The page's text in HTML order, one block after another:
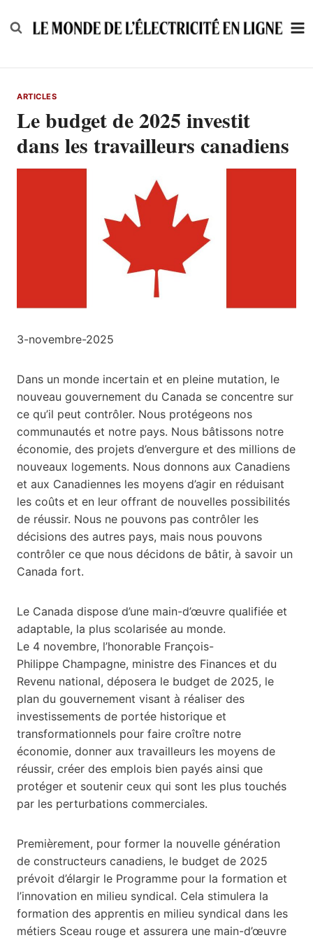
to
ARTICLES
Le budget de 2025 investit
dans les travailleurs canadiens
3-novembre-2025
Dans un monde incertain et en pleine mutation, le
nouveau gouvernement du Canada se concentre sur
ce qu’il peut contrôler. Nous protégeons nos
communautés et notre pays. Nous bâtissons notre
économie, des projets d’envergure et des millions de
nouveaux logements. Nous donnons aux Canadiens
et aux Canadiennes les moyens d’agir en réduisant
les coûts et en leur offrant de nouvelles possibilités
de réussir. Nous ne pouvons pas contrôler les
décisions des autres pays, mais nous pouvons
contrôler ce que nous décidons de bâtir, à savoir un
Canada fort.
Le Canada dispose d’une main-d’œuvre qualifiée et
adaptable, la plus scolarisée au monde.
Le 4 novembre, l’honorable François-
Philippe Champagne, ministre des Finances et du
Revenu national, déposera le budget de 2025, le
plan du gouvernement visant à réaliser des
investissements de portée historique et
transformationnels pour faire croître notre
économie, donner aux travailleurs les moyens de
réussir, créer des emplois bien payés ainsi que
protéger et soutenir ceux qui sont les plus touchés
par les perturbations commerciales.
Premièrement, pour former la nouvelle génération
de constructeurs canadiens, le budget de 2025
prévoit d’élargir le Programme pour la formation et
l’innovation en milieu syndical. Cela stimulera la
formation des apprentis en milieu syndical dans les
métiers Sceau rouge et assurera une main-d’œuvre